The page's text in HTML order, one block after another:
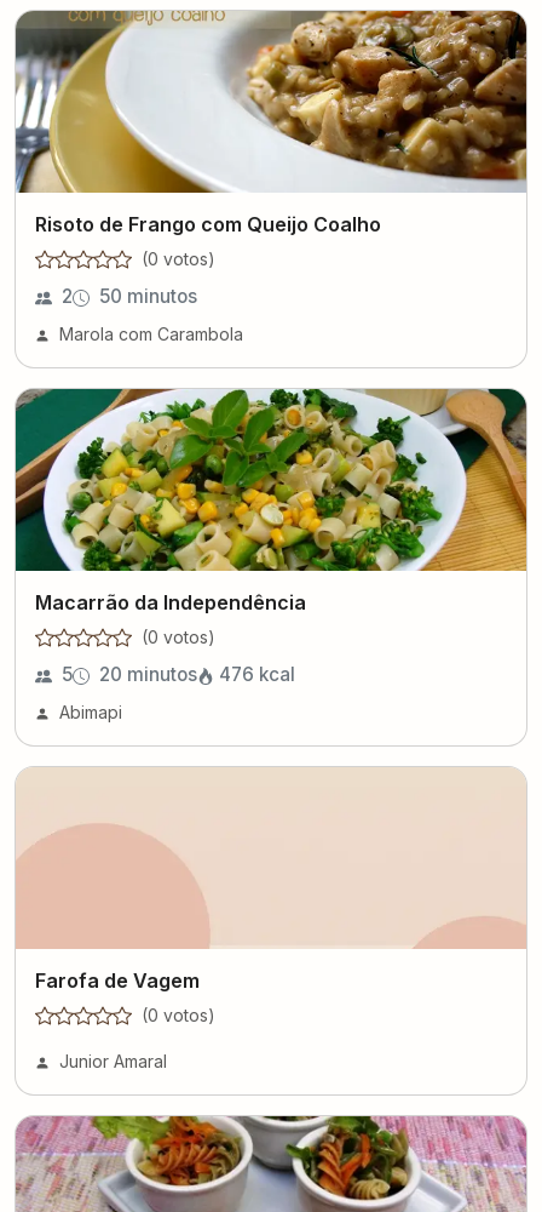
Risoto de Frango com Queijo Coalho
(0 votos)
2 50 minutos
Marola com Carambola
Macarrão da Independência
(0 votos)
5 20 minutos 476 kcal
Abimapi
Farofa de Vagem
(0 votos)
Junior Amaral